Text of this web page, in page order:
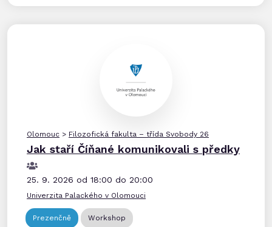
Olomouc > Filozofická fakulta – třída Svobody 26
Jak staří Číňané komunikovali s předky
25. 9. 2026 od 18:00 do 20:00
Univerzita Palackého v Olomouci
Prezenčně Workshop